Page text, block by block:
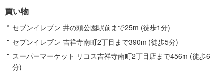
報
買い物
セブンイレブン 井の頭公園駅前まで25m (徒歩1分)
セブンイレブン 吉祥寺南町2丁目まで390m (徒歩5分)
スーパーマーケット リコス吉祥寺南町2丁目店まで456m (徒歩6
分)